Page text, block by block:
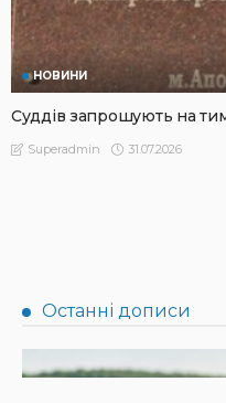
НОВИНИ
Суддів запрошують на
Superadmin 31.07.2026